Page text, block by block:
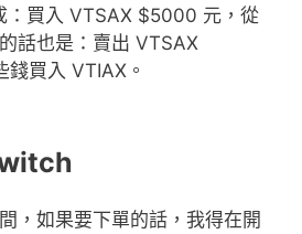
買入 VTSAX $5000 元，從
話也是：賣出 VTSAX
買入 VTIAX。
，如果要下單的話，我得在開